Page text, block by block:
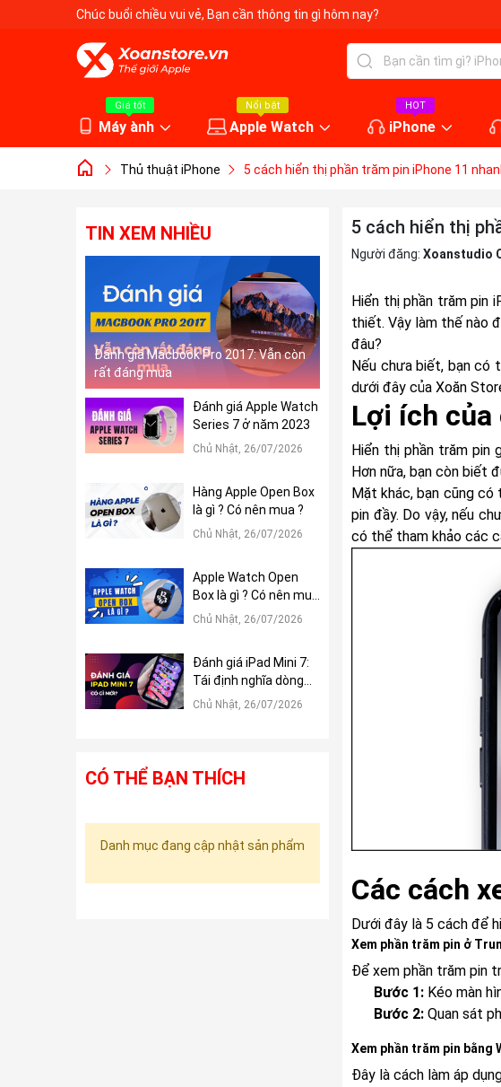
Chúc buổi chiều vui vẻ, Bạn cần thông tin gì hôm nay?
Giá tốt
Máy ành
Nổi bật
Apple Watch
HOT
iPhone
Thủ thuật iPhone 5 cách hiển thị phần trăm pin iPhone 11
5 cách hiển thị
Người đăng: Xoanstudio
Hiển thị phần trăm pin
thiết. Vậy làm thế nào
đâu?
Nếu chưa biết, bạn có
dưới đây của Xoăn
Lợi ích
Hiển thị phần trăm pin
Hơn nữa, bạn còn biết
Mặt khác, bạn cũng
pin đầy. Do vậy, nếu
có thể tham khảo các
Các cách
Dưới đây là 5 cách để
Xem phần trăm pin ở
Để xem phần trăm pin
Bước 1: Kéo màn
Bước 2: Quan sát
Xem phần trăm pin bằng
Đây là cách làm áp
TIN XEM NHIỀU
Đánh giá Macbook Pro 2017: Vẫn còn
rất đáng mua
Đánh giá Apple Watch
Series 7 ở năm 2023
Chủ Nhật, 26/07/2026
Hàng Apple Open Box
là gì ? Có nên mua ?
Chủ Nhật, 26/07/2026
Apple Watch Open
Box là gì ? Có nên mua
?
Chủ Nhật, 26/07/2026
Đánh giá iPad Mini 7:
Tái định nghĩa dòng
iPad Mini
Chủ Nhật, 26/07/2026
CÓ THỂ BẠN THÍCH
Danh mục đang cập nhật sản phẩm